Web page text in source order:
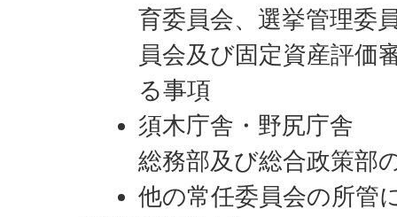
育委員会、選挙管理委
員会及び固定資産評価
る事項
須木庁舎・野尻庁舎
総務部及び総合政策部
他の常任委員会の所管